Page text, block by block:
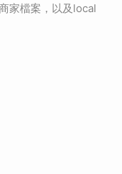
家檔案，以及local